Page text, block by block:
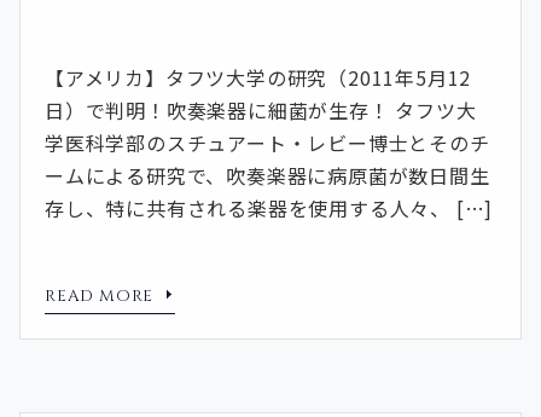
【アメリカ】タフツ大学の研究（2011年5月12
日）で判明！吹奏楽器に細菌が生存！ タフツ大
学医科学部のスチュアート・レビー博士とそのチ
ームによる研究で、吹奏楽器に病原菌が数日間生
存し、特に共有される楽器を使用する人々、 […]
READ MORE